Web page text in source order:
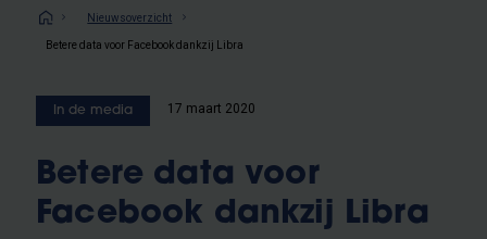
inhoudKruimelpad
Nieuwsoverzicht
Betere data voor Facebook dankzij Libra
In de media 17 maart 2020
Betere data voor
Facebook dankzij Libra